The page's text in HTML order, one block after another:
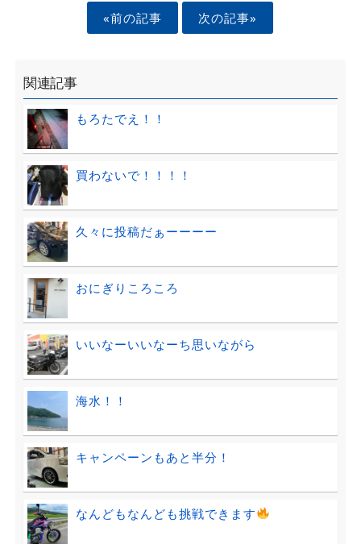
«前の記事 次の記事»
関連記事
もろたでえ！！
買わないで！！！！
久々に投稿だぁーーーー
おにぎりころころ
いいなーいいなーち思いながら
海水！！
キャンペーンもあと半分！
なんどもなんども挑戦できます